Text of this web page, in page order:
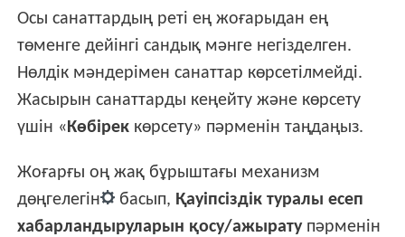
Осы санаттардың реті ең жоғарыдан ең
төменге дейінгі сандық мәнге негізделген.
Нөлдік мәндерімен санаттар көрсетілмейді.
Жасырын санаттарды кеңейту және көрсету
үшін «Көбірек көрсету» пәрменін таңдаңыз.
Жоғарғы оң жақ бұрыштағы механизм
дөңгелегін
басып, Қауіпсіздік туралы есеп
хабарландыруларын қосу/ажыратупәрменін